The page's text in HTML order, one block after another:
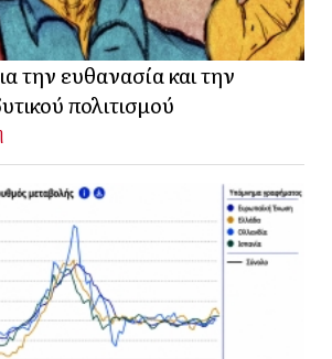
την ευθανασία και την
πολιτισμού